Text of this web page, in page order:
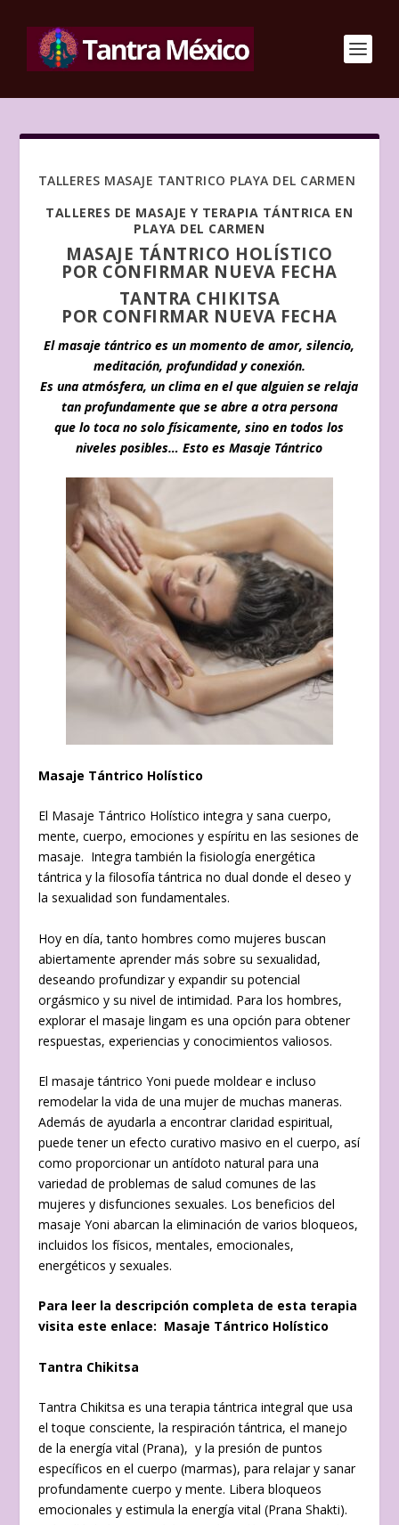
TALLERES MASAJE TANTRICO PLAYA DEL CARMEN
TALLERES DE MASAJE Y TERAPIA TÁNTRICA EN
PLAYA DEL CARMEN
MASAJE TÁNTRICO HOLÍSTICO
POR CONFIRMAR NUEVA FECHA
TANTRA CHIKITSA
POR CONFIRMAR NUEVA FECHA
El masaje tántrico es un momento de amor, silencio,
meditación, profundidad y conexión.
Es una atmósfera, un clima en el que alguien se relaja
tan profundamente que se abre a otra persona
que lo toca no solo físicamente, sino en todos los
niveles posibles… Esto es Masaje Tántrico
Masaje Tántrico Holístico
El Masaje Tántrico Holístico integra y sana cuerpo,
mente, cuerpo, emociones y espíritu en las sesiones de
masaje. Integra también la fisiología energética
tántrica y la filosofía tántrica no dual donde el deseo y
la sexualidad son fundamentales.
Hoy en día, tanto hombres como mujeres buscan
abiertamente aprender más sobre su sexualidad,
deseando profundizar y expandir su potencial
orgásmico y su nivel de intimidad. Para los hombres,
explorar el masaje lingam es una opción para obtener
respuestas, experiencias y conocimientos valiosos.
El masaje tántrico Yoni puede moldear e incluso
remodelar la vida de una mujer de muchas maneras.
Además de ayudarla a encontrar claridad espiritual,
puede tener un efecto curativo masivo en el cuerpo, así
como proporcionar un antídoto natural para una
variedad de problemas de salud comunes de las
mujeres y disfunciones sexuales. Los beneficios del
masaje Yoni abarcan la eliminación de varios bloqueos,
incluidos los físicos, mentales, emocionales,
energéticos y sexuales.
Para leer la descripción completa de esta terapia
visita este enlace: Masaje Tántrico Holístico
Tantra Chikitsa
Tantra Chikitsa es una terapia tántrica integral que usa
el toque consciente, la respiración tántrica, el manejo
de la energía vital (Prana), y la presión de puntos
específicos en el cuerpo (marmas), para relajar y sanar
profundamente cuerpo y mente. Libera bloqueos
emocionales y estimula la energía vital (Prana Shakti).